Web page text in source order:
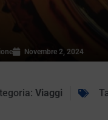
Novembre 2, 2024
Viaggi